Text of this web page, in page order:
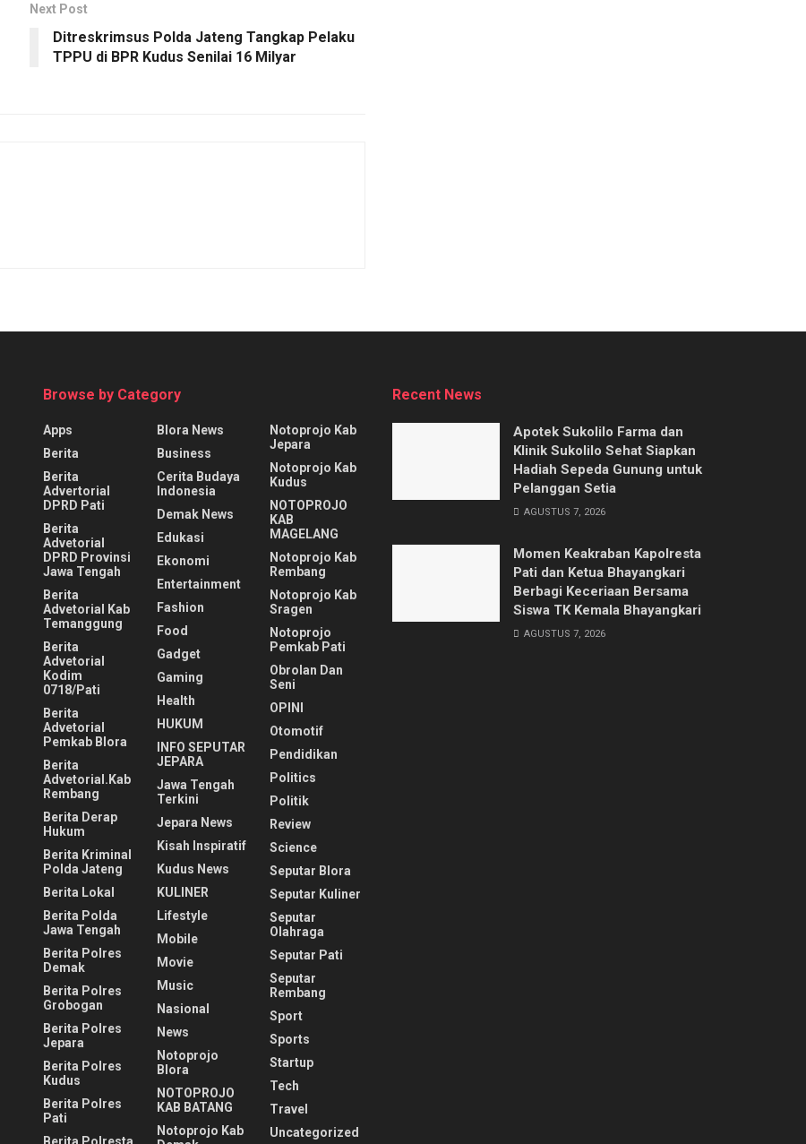
Next Post
Ditreskrimsus Polda Jateng Tangkap Pelaku
TPPU di BPR Kudus Senilai 16 Milyar
Browse by Category
Apps
Berita
Berita
Advertorial
DPRD Pati
Berita
Advetorial
DPRD Provinsi
Jawa Tengah
Berita
Advetorial Kab
Temanggung
Berita
Advetorial
Kodim
0718/Pati
Berita
Advetorial
Pemkab Blora
Berita
Advetorial.Kab
Rembang
Berita Derap
Hukum
Berita Kriminal
Polda Jateng
Berita Lokal
Berita Polda
Jawa Tengah
Berita Polres
Demak
Berita Polres
Grobogan
Berita Polres
Jepara
Berita Polres
Kudus
Berita Polres
Pati
Berita Polresta
Blora News
Business
Cerita Budaya
Indonesia
Demak News
Edukasi
Ekonomi
Entertainment
Fashion
Food
Gadget
Gaming
Health
HUKUM
INFO SEPUTAR
JEPARA
Jawa Tengah
Terkini
Jepara News
Kisah Inspiratif
Kudus News
KULINER
Lifestyle
Mobile
Movie
Music
Nasional
News
Notoprojo
Blora
NOTOPROJO
KAB BATANG
Notoprojo Kab
Notoprojo Kab
Jepara
Notoprojo Kab
Kudus
NOTOPROJO
KAB
MAGELANG
Notoprojo Kab
Rembang
Notoprojo Kab
Sragen
Notoprojo
Pemkab Pati
Obrolan Dan
Seni
OPINI
Otomotif
Pendidikan
Politics
Politik
Review
Science
Seputar Blora
Seputar Kuliner
Seputar
Olahraga
Seputar Pati
Seputar
Rembang
Sport
Sports
Startup
Tech
Travel
Uncategorized
Recent News
Apotek Sukolilo Farma dan
Klinik Sukolilo Sehat Siapkan
Hadiah Sepeda Gunung untuk
Pelanggan Setia
AGUSTUS 7, 2026
Momen Keakraban Kapolresta
Pati dan Ketua Bhayangkari
Berbagi Keceriaan Bersama
Siswa TK Kemala Bhayangkari
AGUSTUS 7, 2026